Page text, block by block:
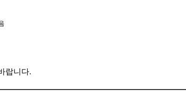
랍니다.